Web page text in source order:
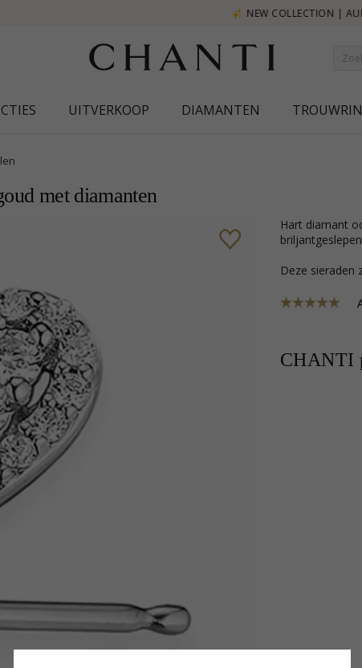
NEW COLLECTION | AURA
UITVERKOOP DIAMANTEN
met diamanten
hart diamant oorbellen in 14 karaat witgoud met glanzend oppervlak en 34
Deze
CHANTI